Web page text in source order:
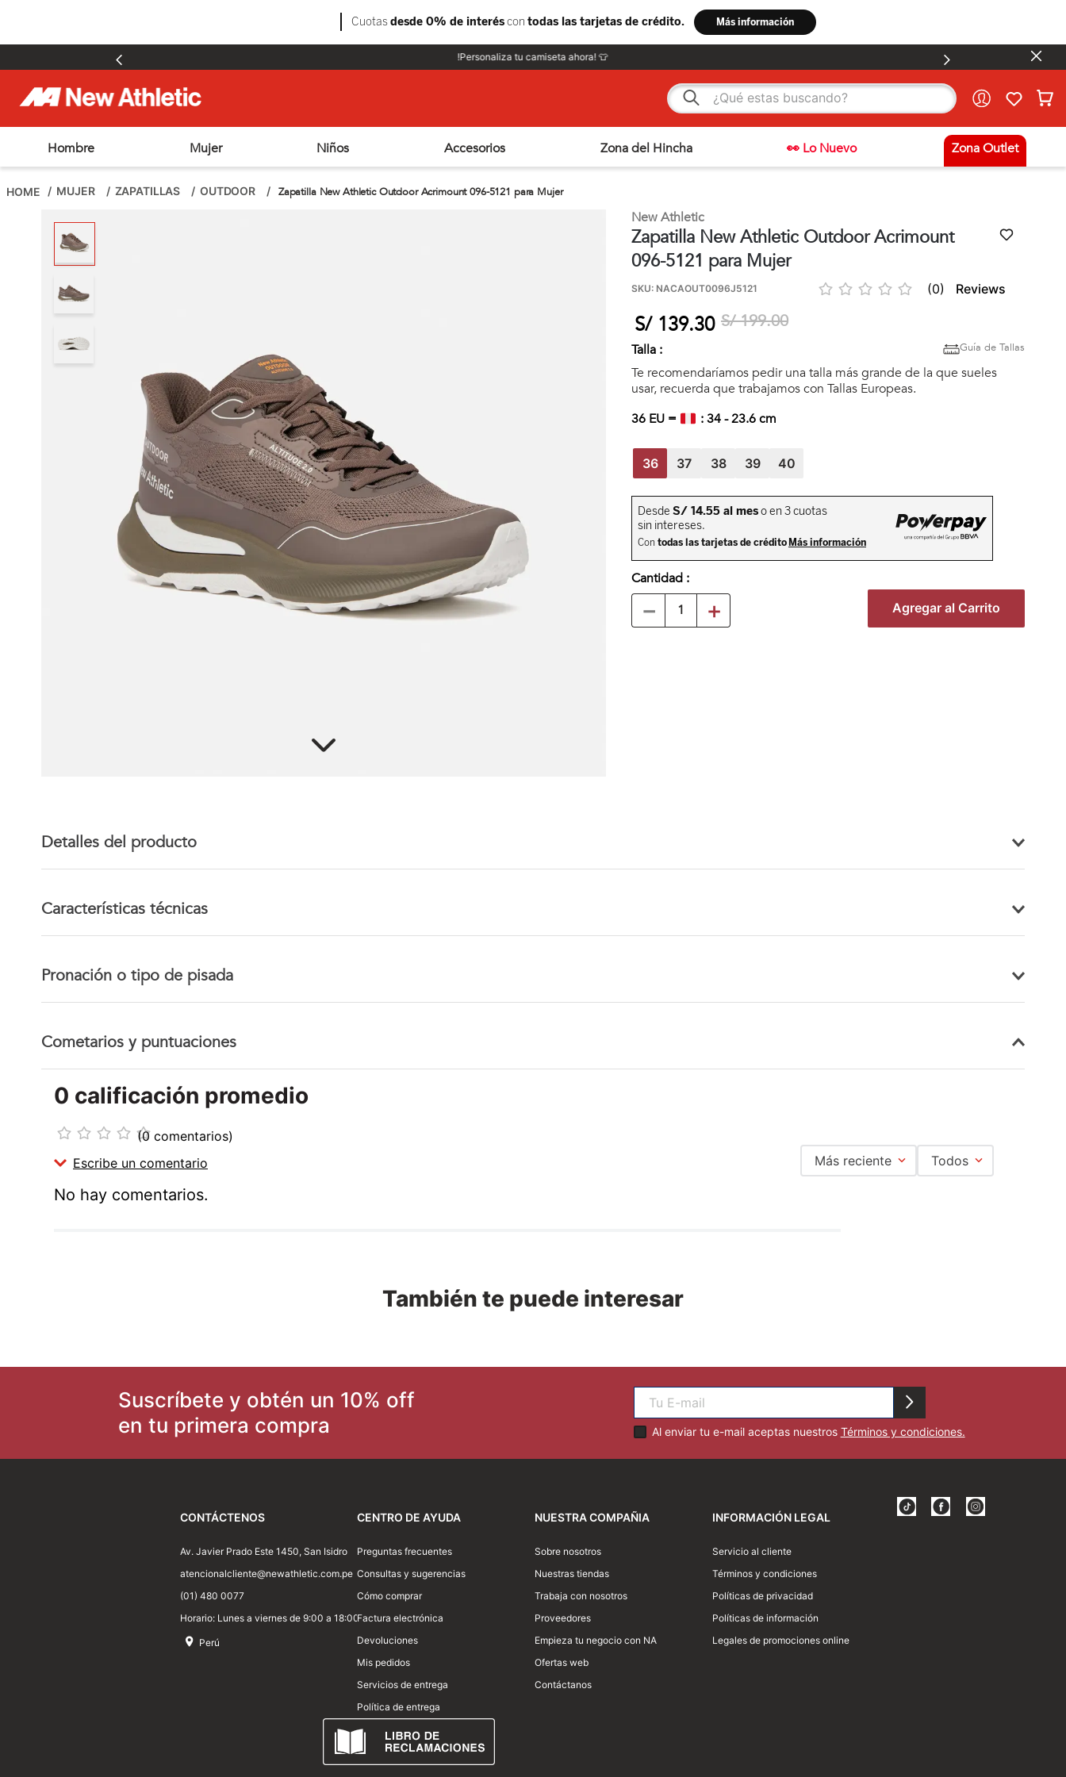
!Personaliza tu camiseta ahora! 👕
¿Qué estas buscando?
Hombre Mujer Niños Accesorios Zona del Hincha 👀 Lo Nuevo Zona Outlet
MUJER ZAPATILLAS OUTDOOR Zapatilla New Athletic Outdoor Acrimount 096-5121 para Mujer
New Athletic
Zapatilla New Athletic Outdoor Acrimount
096-5121 para Mujer
SKU: NACAOUT0096J5121 ☆ ☆ ☆ ☆ ☆ (0)
S/ 199.00
S/ 139.30
Talla : Guía de Tallas
Te recomendaríamos pedir una talla más grande de la que sueles
usar, recuerda que trabajamos con Tallas Europeas.
36 EU = :34-23.6cm
36 37 38 39 40
Cantidad
＋
－ Agregar al Carrito
Detalles del producto
Características técnicas
Pronación o tipo de pisada
Cometarios y puntuaciones
☆ ☆ ☆ ☆ ☆
0 calificación promedio
(0 comentarios)
Escribe un comentario
Tu nombre
Dirección de email
Enviar comentario
Más reciente Todos
No hay comentarios.
También te puede interesar
Suscríbete y obtén un 10% off
en tu primera compra
Al enviar tu e-mail aceptas nuestros Términos y condiciones.
CONTÁCTENOS
Av. Javier Prado Este 1450, San Isidro
atencionalcliente@newathletic.com.pe
(01) 480 0077
Horario: Lunes a viernes de 9:00 a 18:00
Perú
CENTRO DE AYUDA
Preguntas frecuentes
Consultas y sugerencias
Cómo comprar
Factura electrónica
Devoluciones
Mis pedidos
Servicios de entrega
Política de entrega
NUESTRA COMPAÑIA
Sobre nosotros
Nuestras tiendas
Trabaja con nosotros
Proveedores
Empieza tu negocio con NA
Ofertas web
Contáctanos
INFORMACIÓN LEGAL
Servicio al cliente
Términos y condiciones
Políticas de privacidad
Políticas de información
Legales de promociones online
.
zapatillas hombre
zapatillas futbol
futbol
zapatillas
outdoor
zapatilla new athletic skateboarding off court 117